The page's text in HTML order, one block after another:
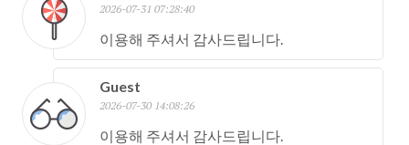
2026-07-31 07:28:40
이용해 주셔서 감사드립니다.
Guest
2026-07-30 14:08:26
이용해 주셔서 감사드립니다.